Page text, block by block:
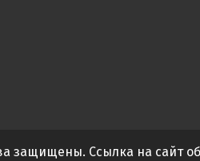
защищены. Ссылка на сайт